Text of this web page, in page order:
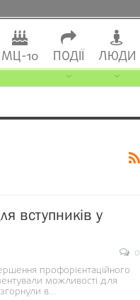
МЦ-10 ПОДІЇ ЛЮДИ
вступників у
0
профорієнтаційного
можливості для
в…